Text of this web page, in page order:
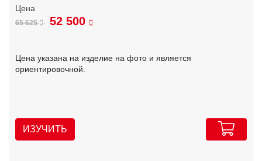
65 625 52 500
Цена указана на изделие на фото и является
ориентировочной.
ИЗУЧИТЬ